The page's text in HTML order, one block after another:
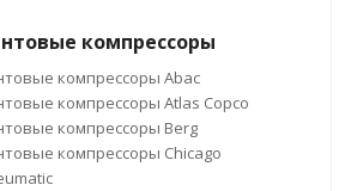
компрессоры
компрессоры Abac
компрессоры Atlas Copco
компрессоры Berg
компрессоры Chicago